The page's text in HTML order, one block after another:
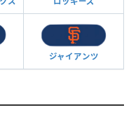
ジャイアンツ